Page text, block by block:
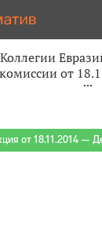
комиссии от
от 18.11.2014 —